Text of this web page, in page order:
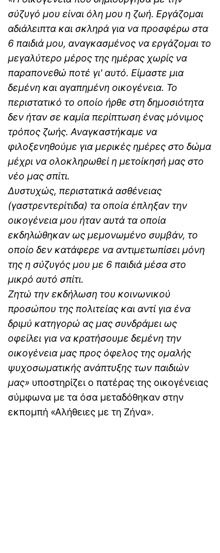
σύζυγό μου είναι όλη μου η ζωή. Εργάζομαι
αδιάλειπτα και σκληρά για να προσφέρω στα
6 παιδιά μου, αναγκασμένος να εργάζομαι το
μεγαλύτερο μέρος της ημέρας χωρίς να
παραπονεθώ ποτέ γι' αυτό. Είμαστε μια
δεμένη και αγαπημένη οικογένεια. Το
περιστατικό το οποίο ήρθε στη δημοσιότητα
δεν ήταν σε καμία περίπτωση ένας μόνιμος
τρόπος ζωής. Αναγκαστήκαμε να
φιλοξενηθούμε για μερικές ημέρες στο δώμα
μέχρι να ολοκληρωθεί η μετοίκησή μας στο
νέο μας σπίτι.
Δυστυχώς, περιστατικά ασθένειας
(γαστρεντερίτιδα) τα οποία έπληξαν την
οικογένεια μου ήταν αυτά τα οποία
εκδηλώθηκαν ως μεμονωμένο συμβάν, το
οποίο δεν κατάφερε να αντιμετωπίσει μόνη
της η σύζυγός μου με 6 παιδιά μέσα στο
μικρό αυτό σπίτι.
Ζητώ την εκδήλωση του κοινωνικού
προσώπου της πολιτείας και αντί για ένα
δριμύ κατηγορώ ας μας συνδράμει ως
οφείλει για να κρατήσουμε δεμένη την
οικογένεια μας προς όφελος της ομαλής
ψυχοσωματικής ανάπτυξης των παιδιών
μας» υποστηρίζει ο πατέρας της οικογένειας
σύμφωνα με τα όσα μεταδόθηκαν στην
εκπομπή «Αλήθειες με τη Ζήνα».